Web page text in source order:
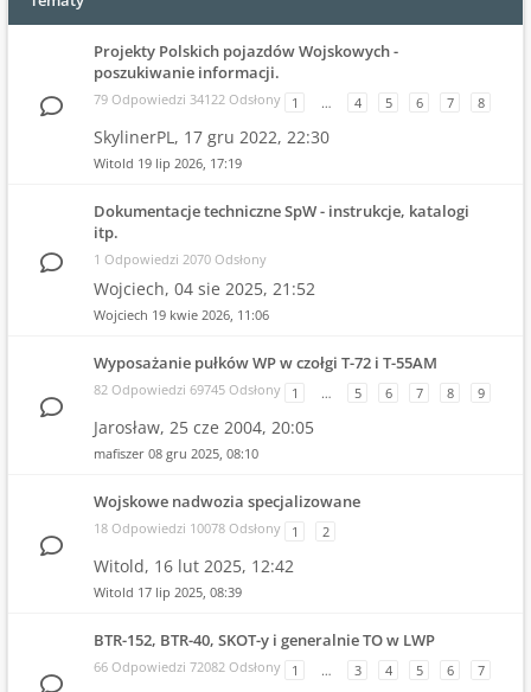
Projekty Polskich pojazdów Wojskowych -
poszukiwanie informacji.
79 Odpowiedzi 34122 Odsłony 1 … 4 5 6 7 8
SkylinerPL, 17 gru 2022, 22:30
Witold 19 lip 2026, 17:19
Dokumentacje techniczne SpW - instrukcje, katalogi
itp.
1 Odpowiedzi 2070 Odsłony
Wojciech, 04 sie 2025, 21:52
Wojciech 19 kwie 2026, 11:06
Wyposażanie pułków WP w czołgi T-72 i T-55AM
82 Odpowiedzi 69745 Odsłony 1 … 5 6 7 8 9
Jarosław, 25 cze 2004, 20:05
mafiszer 08 gru 2025, 08:10
Wojskowe nadwozia specjalizowane
18 Odpowiedzi 10078 Odsłony 1 2
Witold, 16 lut 2025, 12:42
Witold 17 lip 2025, 08:39
BTR-152, BTR-40, SKOT-y i generalnie TO w LWP
66 Odpowiedzi 72082 Odsłony 1 … 3 4 5 6 7